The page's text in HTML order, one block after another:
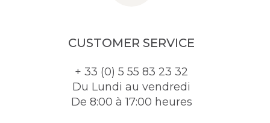
CUSTOMER SERVICE
+ 33 (0) 5 55 83 23 32
Du Lundi au vendredi
De 8:00 à 17:00 heures